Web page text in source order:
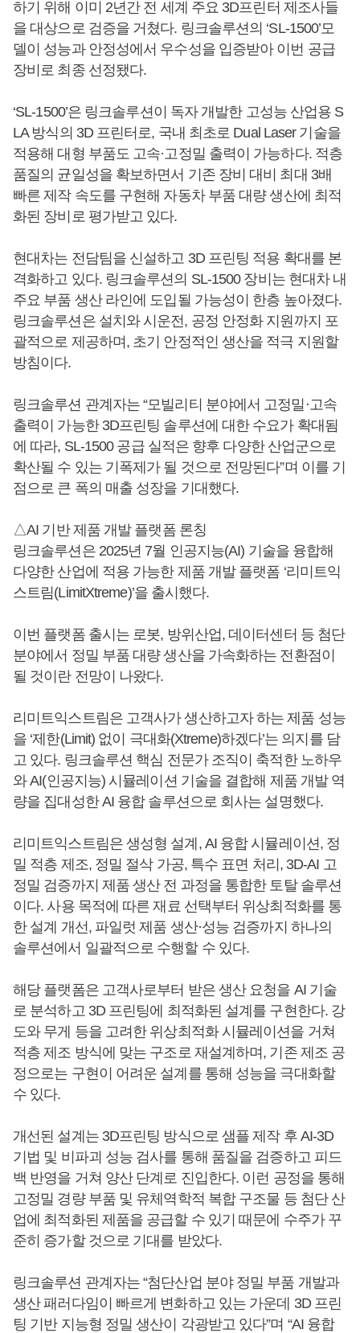
하기 위해 이미 2년간 전 세계 주요 3D프린터 제조사들
을 대상으로 검증을 거쳤다. 링크솔루션의 ‘SL-1500’모
델이 성능과 안정성에서 우수성을 입증받아 이번 공급
장비로 최종 선정됐다.
‘SL-1500’은 링크솔루션이 독자 개발한 고성능 산업용 S
LA 방식의 3D 프린터로, 국내 최초로 Dual Laser 기술을
적용해 대형 부품도 고속·고정밀 출력이 가능하다. 적층
품질의 균일성을 확보하면서 기존 장비 대비 최대 3배
빠른 제작 속도를 구현해 자동차 부품 대량 생산에 최적
화된 장비로 평가받고 있다.
현대차는 전담팀을 신설하고 3D 프린팅 적용 확대를 본
격화하고 있다. 링크솔루션의 SL-1500 장비는 현대차 내
주요 부품 생산 라인에 도입될 가능성이 한층 높아졌다.
링크솔루션은 설치와 시운전, 공정 안정화 지원까지 포
괄적으로 제공하며, 초기 안정적인 생산을 적극 지원할
방침이다.
링크솔루션 관계자는 “모빌리티 분야에서 고정밀·고속
출력이 가능한 3D프린팅 솔루션에 대한 수요가 확대됨
에 따라, SL-1500 공급 실적은 향후 다양한 산업군으로
확산될 수 있는 기폭제가 될 것으로 전망된다”며 이를 기
점으로 큰 폭의 매출 성장을 기대했다.
△AI 기반 제품 개발 플랫폼 론칭
링크솔루션은 2025년 7월 인공지능(AI) 기술을 융합해
다양한 산업에 적용 가능한 제품 개발 플랫폼 ‘리미트익
스트림(LimitXtreme)’을 출시했다.
이번 플랫폼 출시는 로봇, 방위산업, 데이터센터 등 첨단
분야에서 정밀 부품 대량 생산을 가속화하는 전환점이
될 것이란 전망이 나왔다.
리미트익스트림은 고객사가 생산하고자 하는 제품 성능
을 ‘제한(Limit) 없이 극대화(Xtreme)하겠다’는 의지를 담
고 있다. 링크솔루션 핵심 전문가 조직이 축적한 노하우
와 AI(인공지능) 시뮬레이션 기술을 결합해 제품 개발 역
량을 집대성한 AI 융합 솔루션으로 회사는 설명했다.
리미트익스트림은 생성형 설계, AI 융합 시뮬레이션, 정
밀 적층 제조, 정밀 절삭 가공, 특수 표면 처리, 3D-AI 고
정밀 검증까지 제품 생산 전 과정을 통합한 토탈 솔루션
이다. 사용 목적에 따른 재료 선택부터 위상최적화를 통
한 설계 개선, 파일럿 제품 생산·성능 검증까지 하나의
솔루션에서 일괄적으로 수행할 수 있다.
해당 플랫폼은 고객사로부터 받은 생산 요청을 AI 기술
로 분석하고 3D 프린팅에 최적화된 설계를 구현한다. 강
도와 무게 등을 고려한 위상최적화 시뮬레이션을 거쳐
적층 제조 방식에 맞는 구조로 재설계하며, 기존 제조 공
정으로는 구현이 어려운 설계를 통해 성능을 극대화할
수 있다.
개선된 설계는 3D프린팅 방식으로 샘플 제작 후 AI-3D
기법 및 비파괴 성능 검사를 통해 품질을 검증하고 피드
백 반영을 거쳐 양산 단계로 진입한다. 이런 공정을 통해
고정밀 경량 부품 및 유체역학적 복합 구조물 등 첨단 산
업에 최적화된 제품을 공급할 수 있기 때문에 수주가 꾸
준히 증가할 것으로 기대를 받았다.
링크솔루션 관계자는 “첨단산업 분야 정밀 부품 개발과
생산 패러다임이 빠르게 변화하고 있는 가운데 3D 프린
팅 기반 지능형 정밀 생산이 각광받고 있다”며 “AI 융합